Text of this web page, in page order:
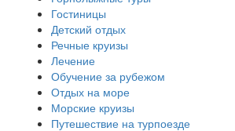
Гостиницы
Детский отдых
Речные круизы
Лечение
Обучение за рубежом
Отдых на море
Морские круизы
Путешествие на турпоезде